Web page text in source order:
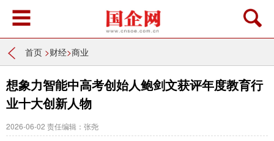
首页 >财经>商业
想象力智能中高考创始人鲍剑文获评年度教育行
业十大创新人物
2026-06-02 责任编辑：张尧